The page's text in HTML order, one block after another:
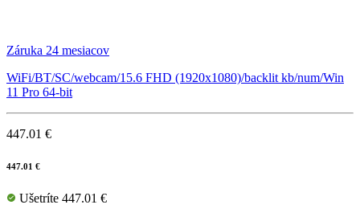
Záruka 24 mesiacov
WiFi/BT/SC/webcam/15.6 FHD (1920x1080)/backlit kb/num/Win
11 Pro 64-bit
447.01 €
447.01 €
Ušetríte 447.01 €